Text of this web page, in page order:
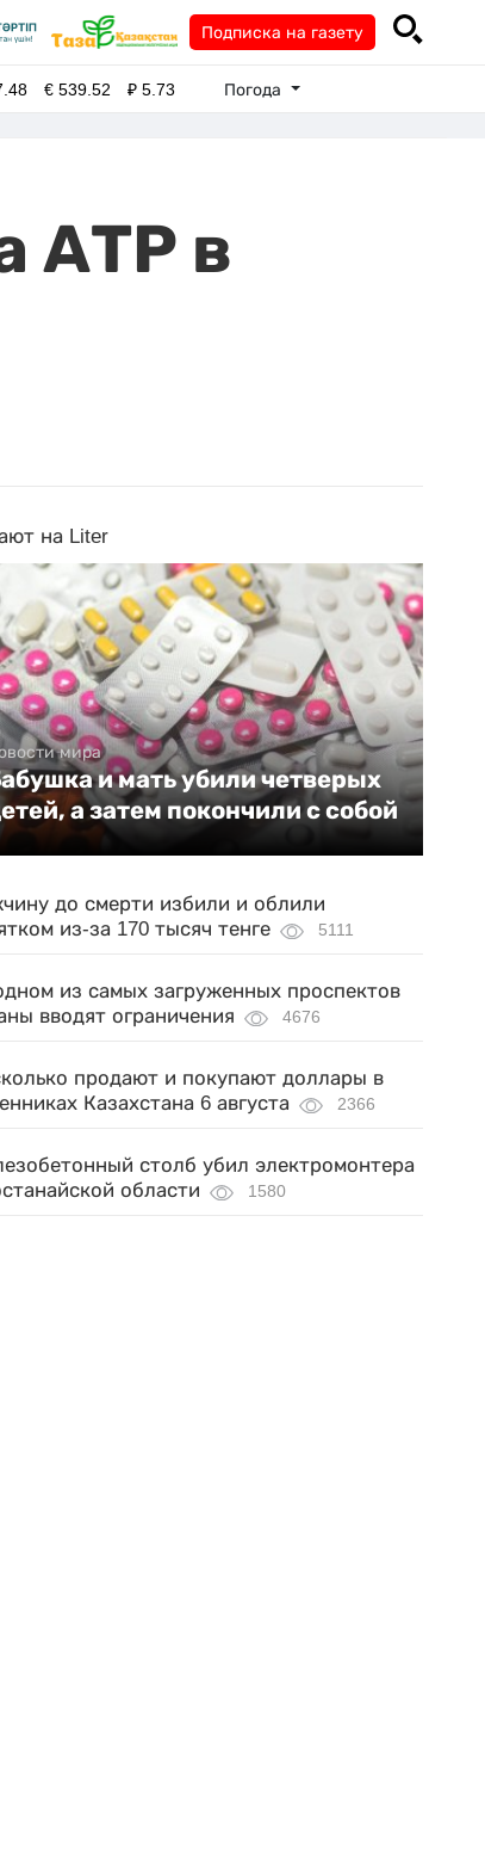
Подписка на газету
€539.52 ₽5.73 Погода
АТР в
на Liter
мира
и мать убили четверых
а затем покончили с собой
до смерти избили и облили
из-за 170 тысяч тенге
5111
из самых загруженных проспектов
вводят ограничения
4676
продают и покупают доллары в
Казахстана 6 августа
2366
столб убил электромонтера
области
1580